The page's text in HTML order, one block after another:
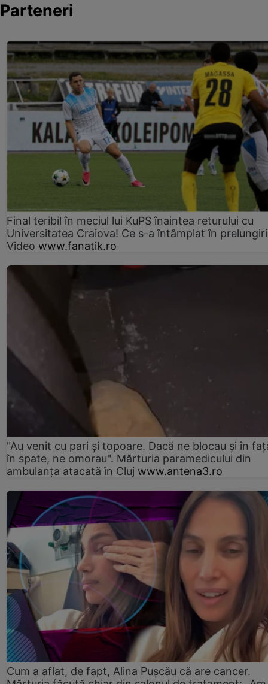
Parteneri
Final teribil în meciul lui KuPS înaintea returului cu
Universitatea Craiova! Ce s-a întâmplat în
Video www.fanatik.ro
"Au venit cu pari și topoare. Dacă ne blocau şi în
în spate, ne omorau". Mărturia paramedicului din
ambulanţa atacată în Cluj www.antena3.ro
Cum a aflat, de fapt, Alina Pușcău că are cancer.